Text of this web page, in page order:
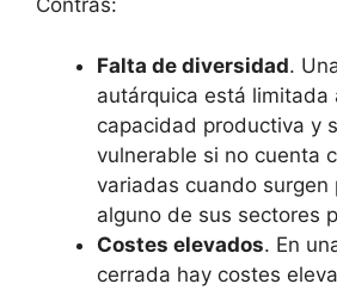
Contras:
Falta de diversidad.
autárquica está limitada
capacidad productiva y
vulnerable si no cuenta
variadas cuando surgen
alguno de sus sectores
Costes elevados. En
cerrada hay costes